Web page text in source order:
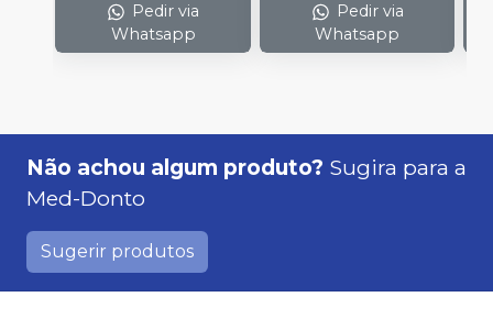
Pedir via
Whatsapp
Pedir via
Whatsapp
Não achou algum produto? Sugira para a
Med-Donto
Sugerir produtos